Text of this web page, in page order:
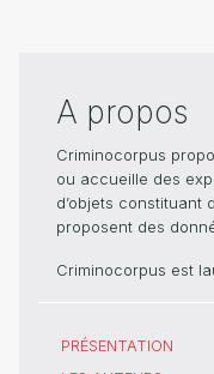
A propos
Criminocorpus
ou accueille des
d’objets
proposent des
Criminocorpus est
PRÉSENTATION